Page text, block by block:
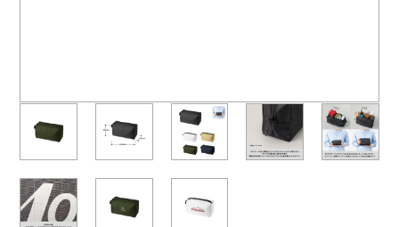
ポケットティッシュ本舗
カレンダー本舗
カイロ本舗
キャンディー本舗